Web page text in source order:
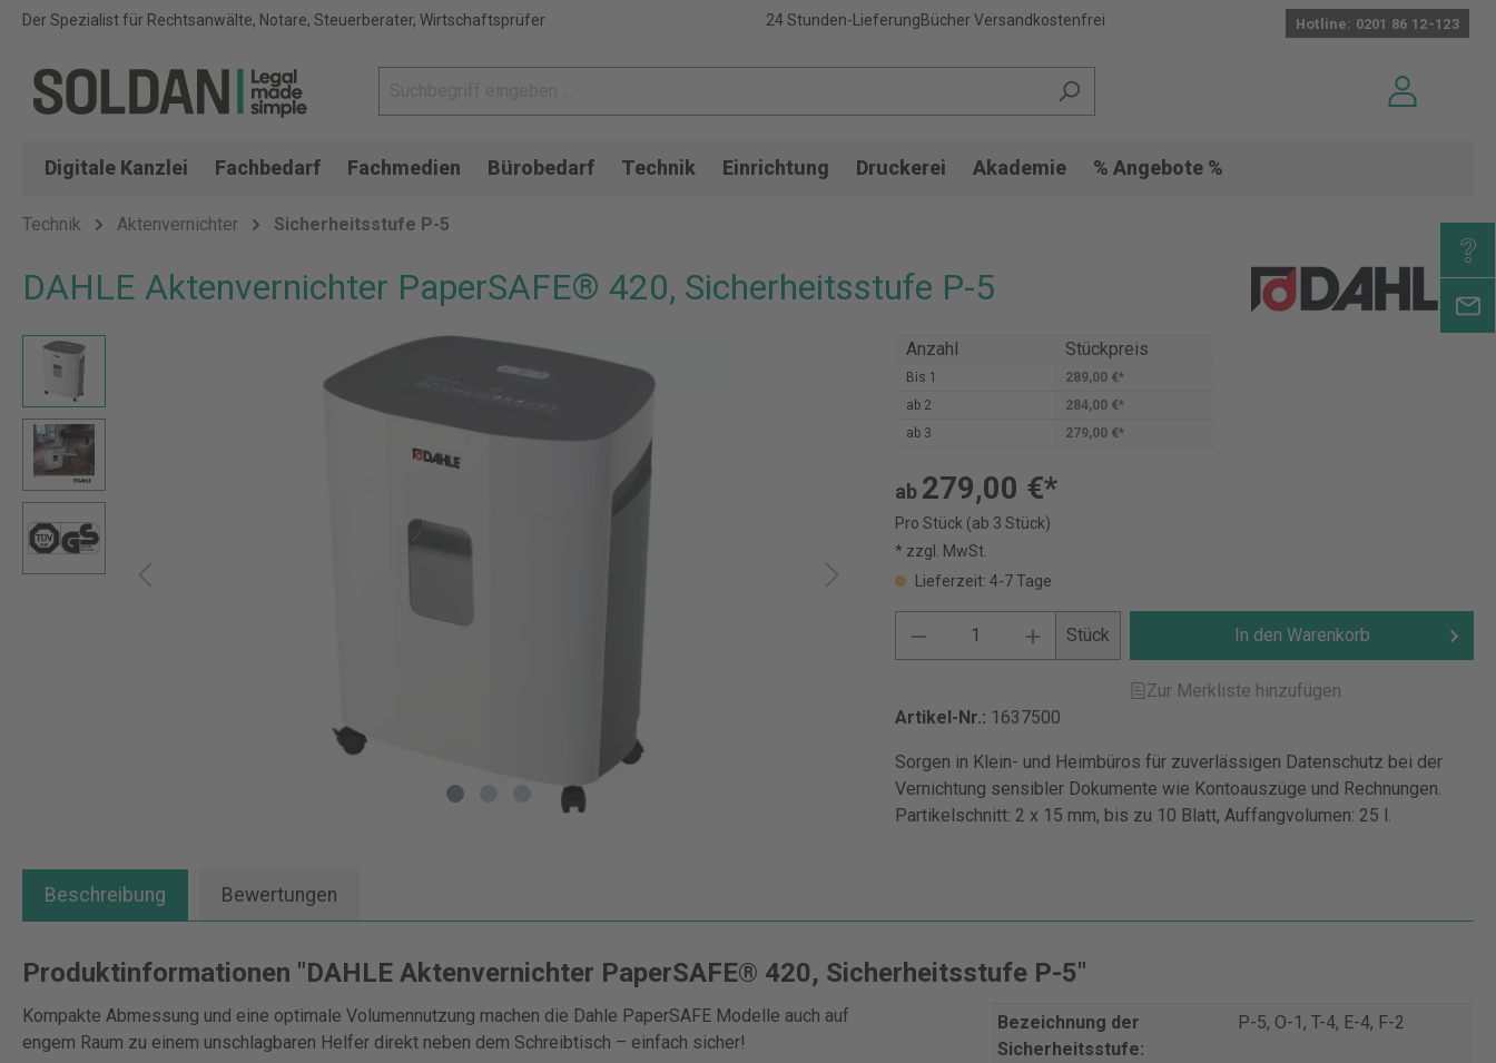
Der Spezialist für Rechtsanwälte, Notare, Steuerberater, Wirtschaftsprüfer 24 Stunden-LieferungBücher Versandkostenfrei Hotline: 0201 86 12-123
Digitale Kanzlei Fachbedarf Fachmedien Bürobedarf Technik Einrichtung Druckerei Akademie % Angebote %
Technik Aktenvernichter Sicherheitsstufe P-5
DAHLE Aktenvernichter PaperSAFE® 420, Sicherheitsstufe P-5
Anzahl Stückpreis
Bis 1
289,00 €*
ab 2
284,00 €*
ab 3 279,00 €*
ab 279,00 €*
Pro Stück (ab 3 Stück)
* zzgl. MwSt.
Lieferzeit: 4-7 Tage
Stück In den Warenkorb
Zur Merkliste hinzufügen
Artikel-Nr.: 1637500
Sorgen in Klein- und Heimbüros für zuverlässigen Datenschutz bei der
Vernichtung sensibler Dokumente wie Kontoauszüge und Rechnungen.
Partikelschnitt: 2 x 15 mm, bis zu 10 Blatt, Auffangvolumen: 25 l.
Beschreibung Bewertungen
Produktinformationen "DAHLE Aktenvernichter PaperSAFE® 420, Sicherheitsstufe P-5"
Kompakte Abmessung und eine optimale Volumennutzung machen die Dahle PaperSAFE Modelle auch auf
engem Raum zu einem unschlagbaren Helfer direkt neben dem Schreibtisch – einfach sicher!
Bezeichnung der
Sicherheitsstufe:
P-5, O-1, T-4, E-4, F-2